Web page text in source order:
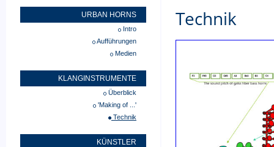
URBAN HORNS
Intro
Aufführungen
Medien
KLANGINSTRUMENTE
Überblick
'Making of ...'
Technik
KÜNSTLER
Technik